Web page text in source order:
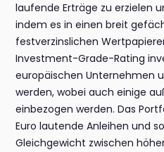
laufende Erträge zu erzielen
indem es in einen breit
festverzinslichen
Investment-Grade-Rating
europäischen Unternehmen
werden, wobei auch einige
einbezogen werden. Das
Euro lautende Anleihen und
Gleichgewicht zwischen